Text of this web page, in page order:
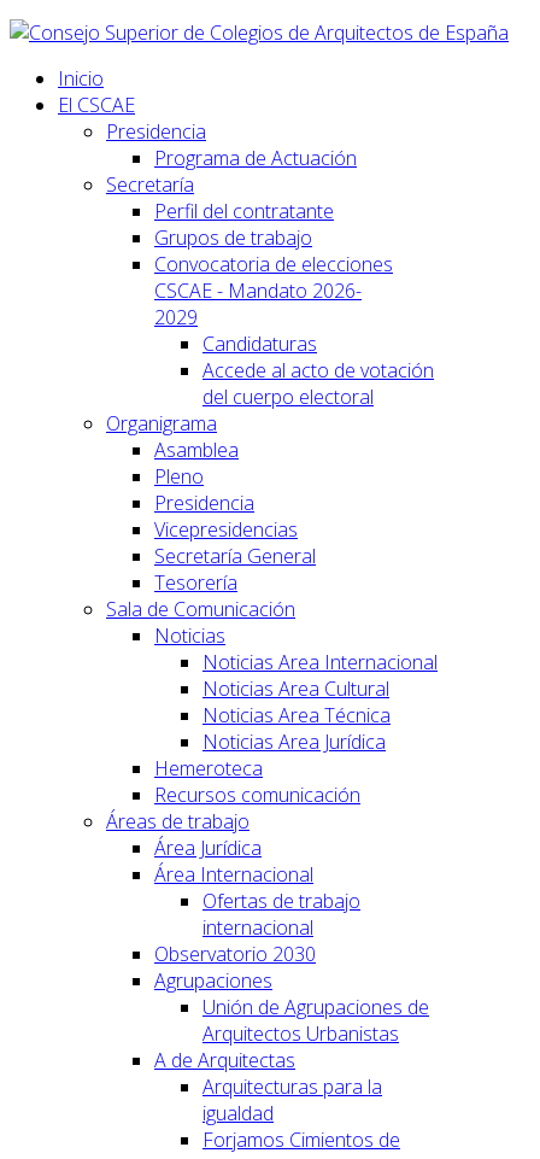
Inicio
El CSCAE
Presidencia
Programa de Actuación
Secretaría
Perfil del contratante
Grupos de trabajo
Convocatoria de elecciones
CSCAE - Mandato 2026-
2029
Candidaturas
Accede al acto de votación
del cuerpo electoral
Organigrama
Asamblea
Pleno
Presidencia
Vicepresidencias
Secretaría General
Tesorería
Sala de Comunicación
Noticias
Noticias Area Internacional
Noticias Area Cultural
Noticias Area Técnica
Noticias Area Jurídica
Hemeroteca
Recursos comunicación
Áreas de trabajo
Área Jurídica
Área Internacional
Ofertas de trabajo
internacional
Observatorio 2030
Agrupaciones
Unión de Agrupaciones de
Arquitectos Urbanistas
A de Arquitectas
Arquitecturas para la
igualdad
Forjamos Cimientos de